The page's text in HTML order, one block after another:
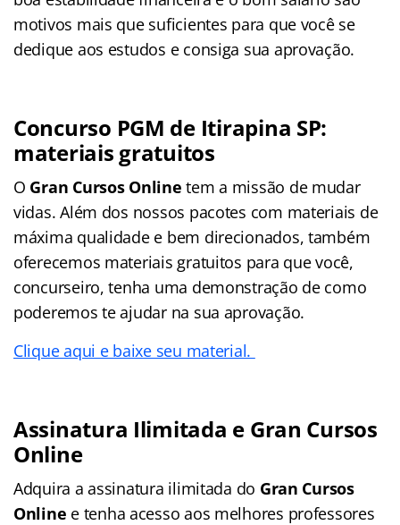
motivos mais que suficientes para que você se
dedique aos estudos e consiga sua aprovação.
Concurso PGM de Itirapina SP:
materiais gratuitos
O Gran Cursos Online tem a missão de mudar
vidas. Além dos nossos pacotes com materiais de
máxima qualidade e bem direcionados, também
oferecemos materiais gratuitos para que você,
concurseiro, tenha uma demonstração de como
poderemos te ajudar na sua aprovação.
Clique aqui e baixe seu material.
Assinatura Ilimitada e Gran Cursos
Online
Adquira a assinatura ilimitada do Gran Cursos
Online e tenha acesso aos melhores professores